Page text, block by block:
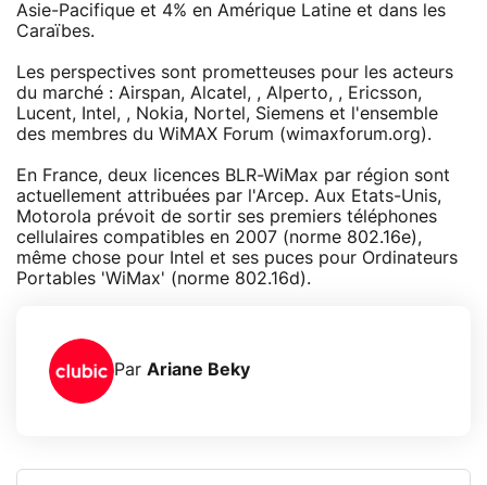
Asie-Pacifique et 4% en Amérique Latine et dans les
Caraïbes.
Les perspectives sont prometteuses pour les acteurs
du marché : Airspan, Alcatel, , Alperto, , Ericsson,
Lucent, Intel, , Nokia, Nortel, Siemens et l'ensemble
des membres du WiMAX Forum (wimaxforum.org).
En France, deux licences BLR-WiMax par région sont
actuellement attribuées par l'Arcep. Aux Etats-Unis,
Motorola prévoit de sortir ses premiers téléphones
cellulaires compatibles en 2007 (norme 802.16e),
même chose pour Intel et ses puces pour Ordinateurs
Portables 'WiMax' (norme 802.16d).
Par Ariane Beky